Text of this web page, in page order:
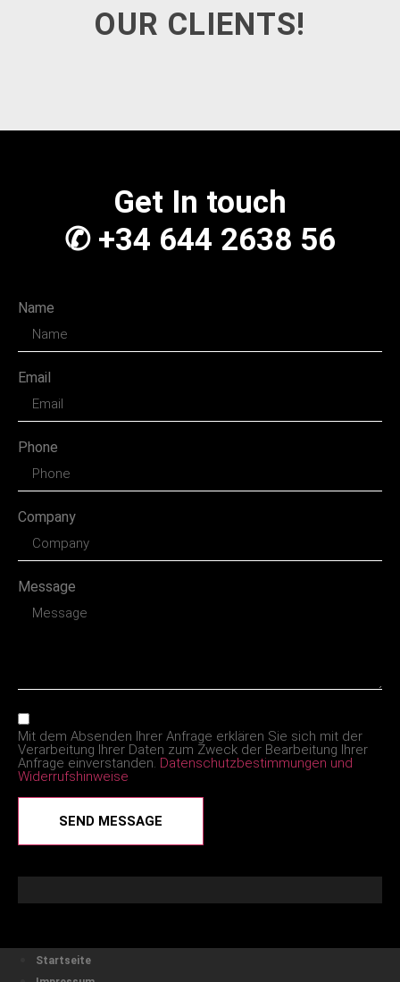
OUR CLIENTS!
Get In touch
✆ +34 644 2638 56
Name
Email
Phone
Company
Message
Mit dem Absenden Ihrer Anfrage erklären Sie sich mit der
Verarbeitung Ihrer Daten zum Zweck der Bearbeitung Ihrer
Anfrage einverstanden. Datenschutzbestimmungen und
Widerrufshinweise
SEND MESSAGE
Startseite